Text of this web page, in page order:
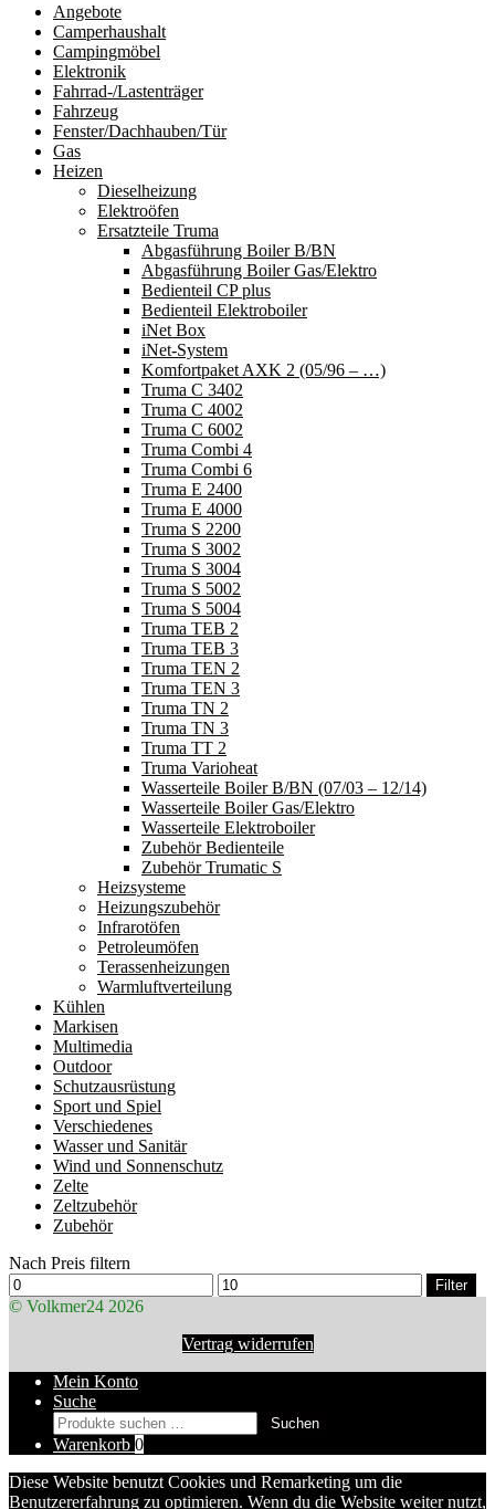
Angebote
Camperhaushalt
Campingmöbel
Elektronik
Fahrrad-/Lastenträger
Fahrzeug
Fenster/Dachhauben/Tür
Gas
Heizen
Dieselheizung
Elektroöfen
Ersatzteile Truma
Abgasführung Boiler B/BN
Abgasführung Boiler Gas/Elektro
Bedienteil CP plus
Bedienteil Elektroboiler
iNet Box
iNet-System
Komfortpaket AXK 2 (05/96 – …)
Truma C 3402
Truma C 4002
Truma C 6002
Truma Combi 4
Truma Combi 6
Truma E 2400
Truma E 4000
Truma S 2200
Truma S 3002
Truma S 3004
Truma S 5002
Truma S 5004
Truma TEB 2
Truma TEB 3
Truma TEN 2
Truma TEN 3
Truma TN 2
Truma TN 3
Truma TT 2
Truma Varioheat
Wasserteile Boiler B/BN (07/03 – 12/14)
Wasserteile Boiler Gas/Elektro
Wasserteile Elektroboiler
Zubehör Bedienteile
Zubehör Trumatic S
Heizsysteme
Heizungszubehör
Infrarotöfen
Petroleumöfen
Terassenheizungen
Warmluftverteilung
Kühlen
Markisen
Multimedia
Outdoor
Schutzausrüstung
Sport und Spiel
Verschiedenes
Wasser und Sanitär
Wind und Sonnenschutz
Zelte
Zeltzubehör
Zubehör
Nach Preis filtern
Min.
Preis
Max.
Preis
Filter
© Volkmer24 2026
Vertrag widerrufen
Mein Konto
Suche
Suchen
nach:
Suchen
Warenkorb 0
Diese Website benutzt Cookies und Remarketing um die
Benutzererfahrung zu optimieren. Wenn du die Website weiter nutzt,